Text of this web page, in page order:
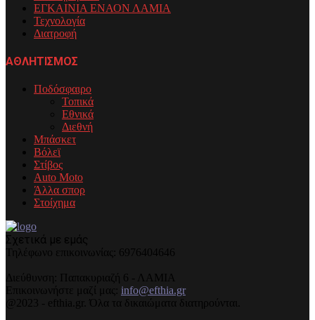
ΕΓΚΑΙΝΙΑ ΕΝΑΟΝ ΛΑΜΙΑ
Τεχνολογία
Διατροφή
ΑΘΛΗΤΙΣΜΟΣ
Ποδόσφαιρο
Τοπικά
Εθνικά
Διεθνή
Μπάσκετ
Βόλεϊ
Στίβος
Auto Moto
Άλλα σπορ
Στοίχημα
Σχετικά με εμάς
Τηλέφωνo επικοινωνίας: 6976404646
Διεύθυνση: Παπακυριαζή 6 - ΛΑΜΙΑ
Επικοινωνήστε μαζί μας: info@efthia.gr
@2023 - efthia.gr. Όλα τα δικαιώματα διατηρούνται.